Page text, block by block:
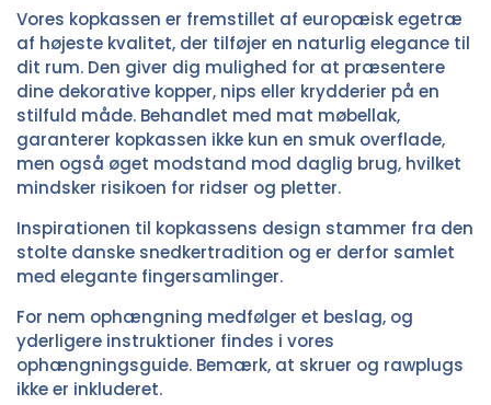
Vores kopkassen er fremstillet af europæisk egetræ
af højeste kvalitet, der tilføjer en naturlig elegance til
dit rum. Den giver dig mulighed for at præsentere
dine dekorative kopper, nips eller krydderier på en
stilfuld måde. Behandlet med mat møbellak,
garanterer kopkassen ikke kun en smuk overflade,
men også øget modstand mod daglig brug, hvilket
mindsker risikoen for ridser og pletter.
Inspirationen til kopkassens design stammer fra den
stolte danske snedkertradition og er derfor samlet
med elegante fingersamlinger.
For nem ophængning medfølger et beslag, og
yderligere instruktioner findes i vores
ophængningsguide. Bemærk, at skruer og rawplugs
ikke er inkluderet.